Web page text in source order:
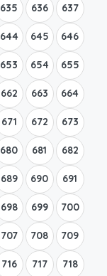
635 636 637
644 645 646
653 654 655
662 663 664
671 672 673
680 681 682
689 690 691
698 699 700
707 708 709
716 717 718